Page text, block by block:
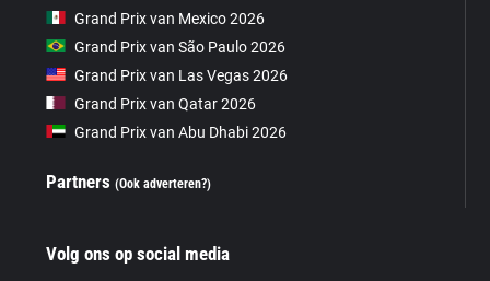
Grand Prix van Mexico 2026
Grand Prix van São Paulo 2026
Grand Prix van Las Vegas 2026
Grand Prix van Qatar 2026
Grand Prix van Abu Dhabi 2026
Partners(Ook adverteren?)
Volg ons op social media